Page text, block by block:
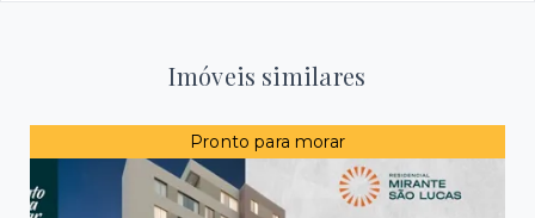
Imóveis similares
Pronto para morar